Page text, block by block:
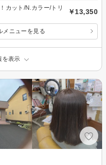
カット/N.カラー/トリ
￥13,350
メニューを見る
を表示